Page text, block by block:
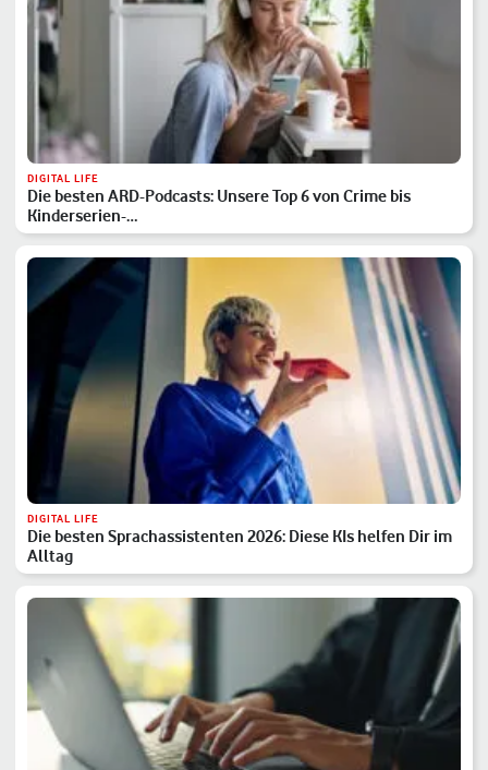
DIGITAL LIFE
Die besten ARD-Podcasts: Unsere Top 6 von Crime bis
Kinderserien-…
DIGITAL LIFE
Die besten Sprachassistenten 2026: Diese KIs helfen Dir im
Alltag